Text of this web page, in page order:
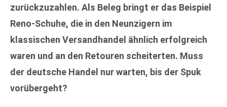
zurückzuzahlen. Als Beleg bringt er das Beispiel
Reno-Schuhe, die in den Neunzigern im
klassischen Versandhandel ähnlich erfolgreich
waren und an den Retouren scheiterten. Muss
der deutsche Handel nur warten, bis der Spuk
vorübergeht?